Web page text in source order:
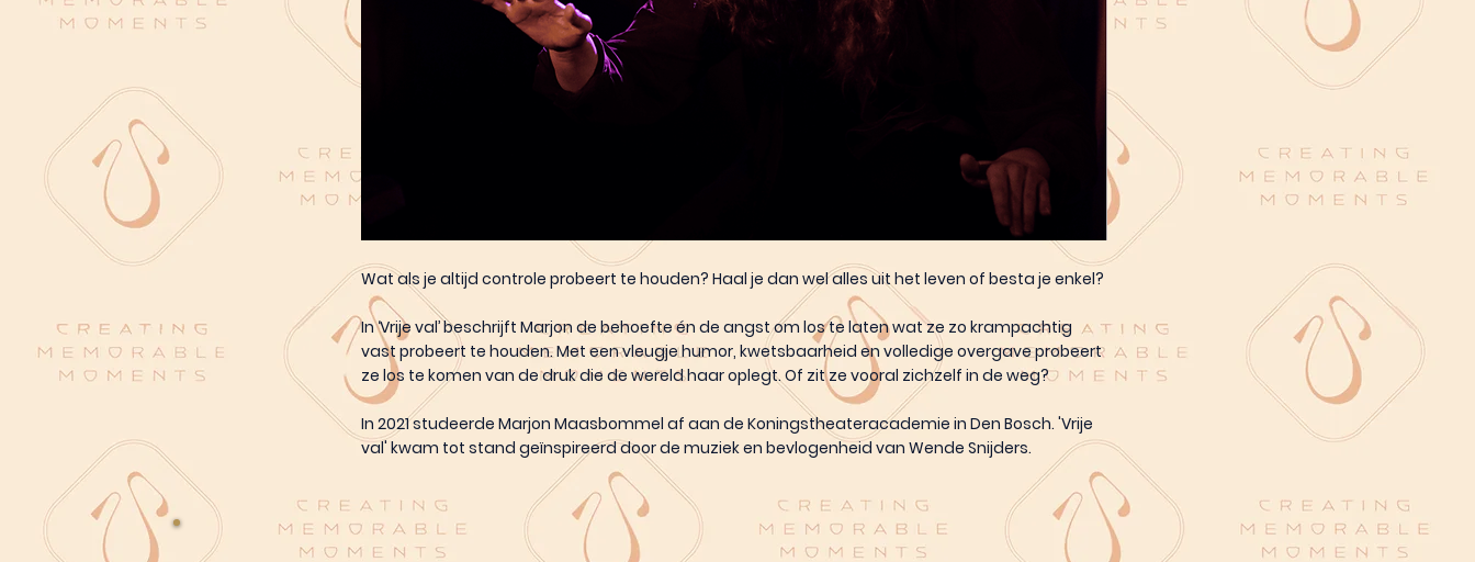
Wat als je altijd controle probeert te houden? Haal je dan wel alles uit het leven of besta je enkel?
In ‘Vrije val’ beschrijft Marjon de behoefte én de angst om los te laten wat ze zo krampachtig
vast probeert te houden. Met een vleugje humor, kwetsbaarheid en volledige overgave probeert
ze los te komen van de druk die de wereld haar oplegt. Of zit ze vooral zichzelf in de weg?
In 2021 studeerde Marjon Maasbommel af aan de Koningstheateracademie in Den Bosch. 'Vrije
val' kwam tot stand geïnspireerd door de muziek en bevlogenheid van Wende Snijders.